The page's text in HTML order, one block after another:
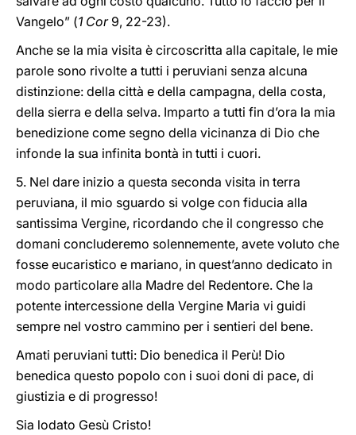
Vangelo” (1 Cor9, 22-23).
Anche se la mia visita è circoscritta alla capitale, le mie
parole sono rivolte a tutti i peruviani senza alcuna
distinzione: della città e della campagna, della costa,
della sierra e della selva. Imparto a tutti fin d’ora la mia
benedizione come segno della vicinanza di Dio che
infonde la sua infinita bontà in tutti i cuori.
5. Nel dare inizio a questa seconda visita in terra
peruviana, il mio sguardo si volge con fiducia alla
santissima Vergine, ricordando che il congresso che
domani concluderemo solennemente, avete voluto che
fosse eucaristico e mariano, in quest’anno dedicato in
modo particolare alla Madre del Redentore. Che la
potente intercessione della Vergine Maria vi guidi
sempre nel vostro cammino per i sentieri del bene.
Amati peruviani tutti: Dio benedica il Perù! Dio
benedica questo popolo con i suoi doni di pace, di
giustizia e di progresso!
Sia lodato Gesù Cristo!